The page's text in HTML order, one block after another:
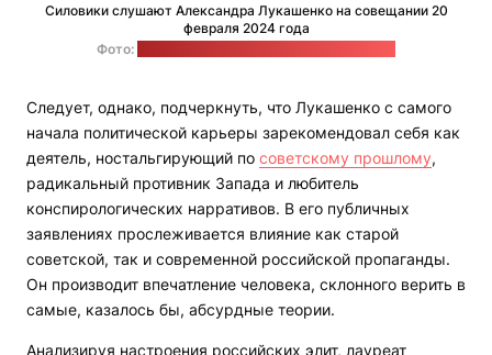
Силовики слушают Александра Лукашенко на совещании 20
февраля 2024 года
Фото:
Следует, однако, подчеркнуть, что Лукашенко с самого
начала политической карьеры зарекомендовал себя как
деятель, ностальгирующий по советскому прошлому,
радикальный противник Запада и любитель
конспирологических нарративов. В его публичных
заявлениях прослеживается влияние как старой
советской, так и современной российской пропаганды.
Он производит впечатление человека, склонного верить в
самые, казалось бы, абсурдные теории.
Анализируя настроения российских элит, лауреат